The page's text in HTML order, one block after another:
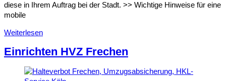
diese in Ihrem Auftrag bei der Stadt. >> Wichtige Hinweise für eine
mobile
Weiterlesen
Einrichten HVZ Frechen